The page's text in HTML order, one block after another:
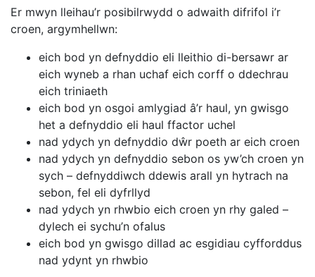
Er mwyn lleihau’r posibilrwydd o adwaith difrifol i’r
croen, argymhellwn:
eich bod yn defnyddio eli lleithio di-bersawr ar
eich wyneb a rhan uchaf eich corff o ddechrau
eich triniaeth
eich bod yn osgoi amlygiad â’r haul, yn gwisgo
het a defnyddio eli haul ffactor uchel
nad ydych yn defnyddio dŵr poeth ar eich croen
nad ydych yn defnyddio sebon os yw’ch croen yn
sych – defnyddiwch ddewis arall yn hytrach na
sebon, fel eli dyfrllyd
nad ydych yn rhwbio eich croen yn rhy galed –
dylech ei sychu’n ofalus
eich bod yn gwisgo dillad ac esgidiau cyfforddus
nad ydynt yn rhwbio